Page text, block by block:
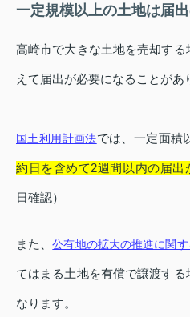
一定規模以上の土地は届
高崎市で大きな土地を売却す
えて届出が必要になることがあ
国土利用計画法では、一定面積
約日を含めて2週間以内の届出
日確認）
また、公有地の拡大の推進に関
てはまる土地を有償で譲渡す
なります。